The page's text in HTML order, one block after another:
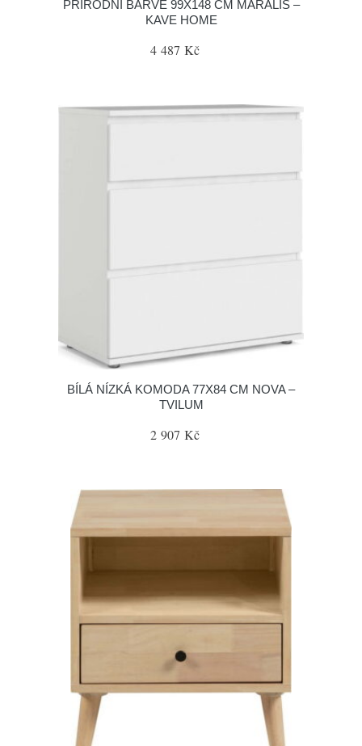
PŘÍRODNÍ BARVĚ 99X148 CM MARALIS –
KAVE HOME
4 487 Kč
BÍLÁ NÍZKÁ KOMODA 77X84 CM NOVA –
TVILUM
2 907 Kč